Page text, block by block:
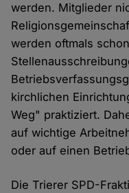
werden. Mitglieder
werden oftmals
kirchlichen
Weg" praktiziert.
auf wichtige
oder auf einen
Die Trierer SPD-